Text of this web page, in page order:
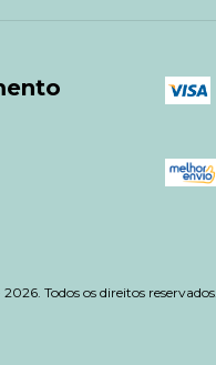
Todos os direitos reservados.